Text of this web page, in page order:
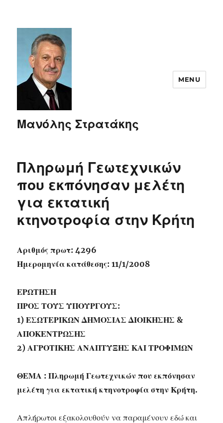
Μανόλης Στρατάκης
MENU
Πληρωμή Γεωτεχνικών
που εκπόνησαν μελέτη
για εκτατική
κτηνοτροφία στην Κρήτη
Αριθμός πρωτ: 4296
Ημερομηνία κατάθεσης: 11/1/2008
ΕΡΩΤΗΣΗ
ΠΡΟΣ ΤΟΥΣ ΥΠΟΥΡΓΟΥΣ:
1) ΕΣΩΤΕΡΙΚΩΝ ΔΗΜΟΣΙΑΣ ΔΙΟΙΚΗΣΗΣ &
ΑΠΟΚΕΝΤΡΩΣΗΣ
2) ΑΓΡΟΤΙΚΗΣ ΑΝΑΠΤΥΞΗΣ ΚΑΙ ΤΡΟΦΙΜΩΝ
ΘΕΜΑ : Πληρωμή Γεωτεχνικών που εκπόνησαν
μελέτη για εκτατική κτηνοτροφία στην Κρήτη.
Απλήρωτοι εξακολουθούν να παραμένουν εδώ και